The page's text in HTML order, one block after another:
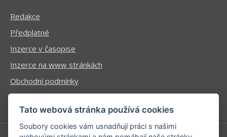
Redakce
Předplatné
Inzerce v časopise
Inzerce na www stránkách
Obchodní podmínky
Ochrana osobních údajů
Tato webová stránka používá cookies
Soubory cookies vám usnadňují práci s našimi